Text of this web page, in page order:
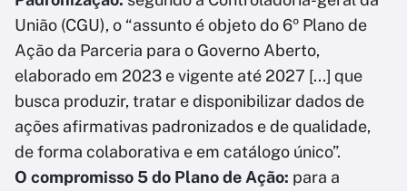
União (CGU), o “assunto é objeto do 6º Plano de
Ação da Parceria para o Governo Aberto,
elaborado em 2023 e vigente até 2027 [...] que
busca produzir, tratar e disponibilizar dados de
ações afirmativas padronizados e de qualidade,
de forma colaborativa e em catálogo único”.
O compromisso 5 do Plano de Ação: para a